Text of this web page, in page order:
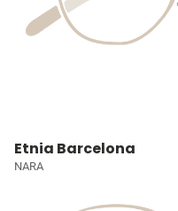
Etnia Barcelona
NARA